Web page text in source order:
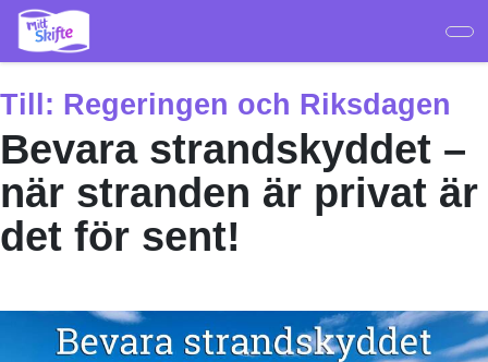
Hoppa
huvudinnehåll
Till: Regeringen och Riksdagen
Bevara strandskyddet –
när stranden är privat är
det för sent!